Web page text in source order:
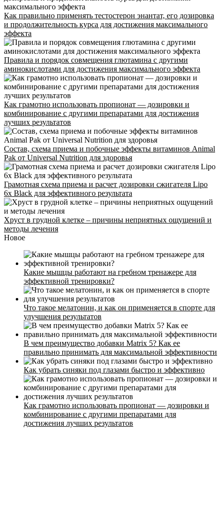
Как правильно применять тестостерон энантат, его дозировка
и продолжительность курса для достижения максимального
эффекта
Правила и порядок совмещения глютамина с другими
аминокислотами для достижения максимального эффекта
Как грамотно использовать пропионат — дозировки и
комбинирование с другими препаратами для достижения
лучших результатов
Состав, схема приема и побочные эффекты витаминов Animal
Pak от Universal Nutrition для здоровья
Грамотная схема приема и расчет дозировки сжигателя Lipo
6x Black для эффективного результата
Хруст в грудной клетке – причины неприятных ощущений и
методы лечения
Новое
Какие мышцы работают на гребном тренажере для
эффективной тренировки?
Что такое мелатонин, и как он применяется в спорте для
улучшения результатов
В чем преимущество добавки Matrix 5? Как ее
правильно принимать для максимальной эффективности
Как убрать синяки под глазами быстро и эффективно
Как грамотно использовать пропионат — дозировки и
комбинирование с другими препаратами для
достижения лучших результатов
Стоимость
Расписание
Тренеры
Контакты